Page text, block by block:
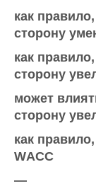
как
сторону
как
сторону
может
сторону
как
WАСС
—